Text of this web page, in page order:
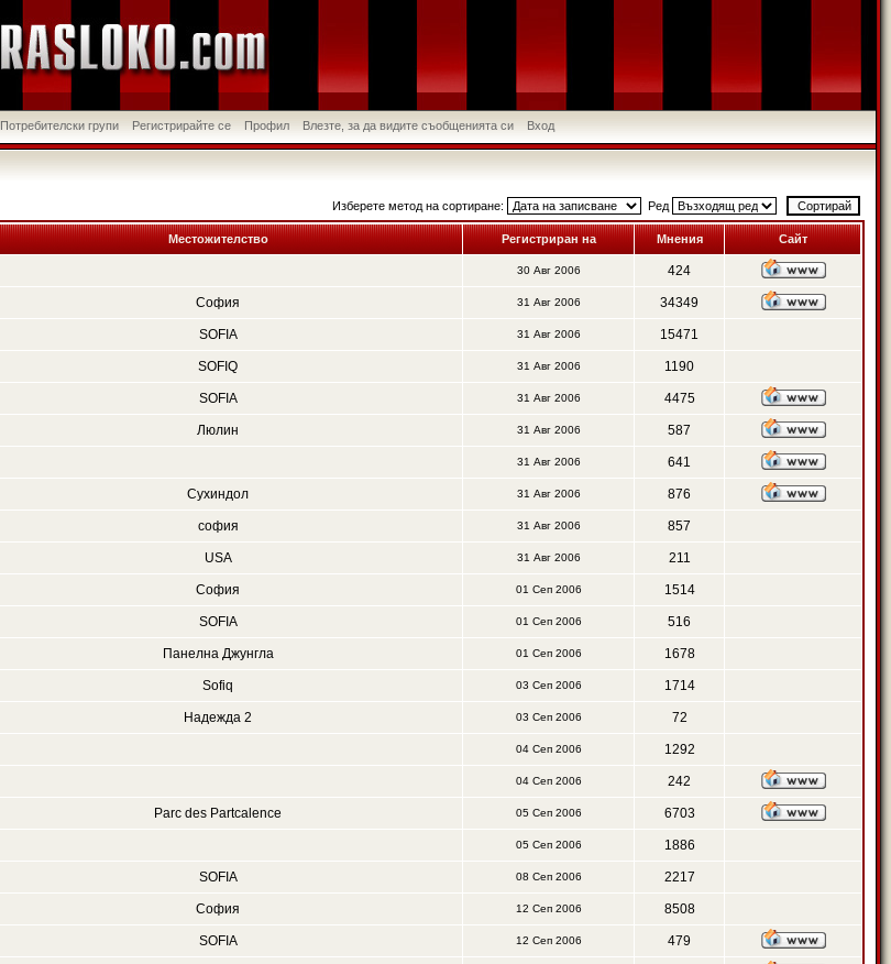
Потребителски групи Регистрирайте се Профил Влезте, за да видите съобщенията си Вход
Изберете метод на сортиране: Ред
Местожителство Регистриран на Мнения Сайт
30 Авг 2006 424
София 31 Авг 2006 34349
SOFIA 31 Авг 2006 15471
SOFIQ 31 Авг 2006 1190
SOFIA 31 Авг 2006 4475
Люлин 31 Авг 2006 587
31 Авг 2006 641
Сухиндол 31 Авг 2006 876
софия 31 Авг 2006 857
USA 31 Авг 2006 211
София 01 Сеп 2006 1514
SOFIA 01 Сеп 2006 516
Панелна Джунгла 01 Сеп 2006 1678
Sofiq 03 Сеп 2006 1714
Надежда 2 03 Сеп 2006 72
04 Сеп 2006 1292
04 Сеп 2006 242
Parc des Partcalence 05 Сеп 2006 6703
05 Сеп 2006 1886
SOFIA 08 Сеп 2006 2217
София 12 Сеп 2006 8508
SOFIA 12 Сеп 2006 479